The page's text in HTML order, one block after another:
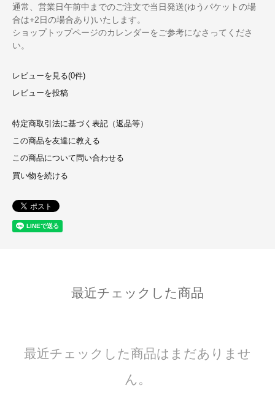
通常、営業日午前中までのご注文で当日発送(ゆうパケットの場
合は+2日の場合あり)いたします。
ショップトップページのカレンダーをご参考になさってくださ
い。
レビューを見る(0件)
レビューを投稿
特定商取引法に基づく表記（返品等）
この商品を友達に教える
この商品について問い合わせる
買い物を続ける
最近チェックした商品
最近チェックした商品はまだありませ
ん。